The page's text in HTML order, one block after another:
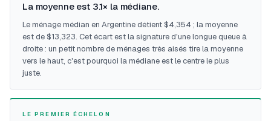
La moyenne est 3.1× la médiane.
Le ménage médian en Argentine détient $4,354 ; la moyenne
est de $13,323. Cet écart est la signature d'une longue queue à
droite : un petit nombre de ménages très aisés tire la moyenne
vers le haut, c'est pourquoi la médiane est le centre le plus
juste.
LE PREMIER ÉCHELON